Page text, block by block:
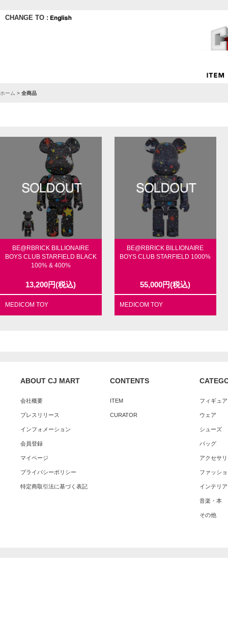
CHANGE TO :
ホーム > 全商品
BE@RBRICK BILLIONAIRE
BOYS CLUB STARFIELD BLACK
100% & 400%
13,200円(税込)
MEDICOM TOY
BE@RBRICK BILLIONAIRE
BOYS CLUB STARFIELD 1000%
55,000円(税込)
MEDICOM TOY
ABOUT CJ MART
会社概要
プレスリリース
インフォメーション
会員登録
マイページ
プライバシーポリシー
特定商取引法に基づく表記
CONTENTS
ITEM
CURATOR
フィギュ
ウェア
シューズ
バッグ
アクセサ
ファッシ
インテリア
音楽・本
その他